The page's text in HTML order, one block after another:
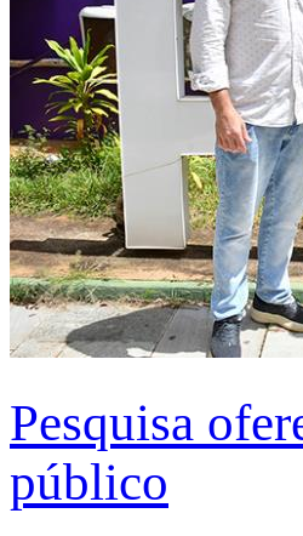
Pesquisa
público